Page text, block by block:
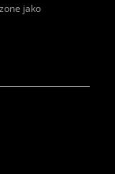
jako